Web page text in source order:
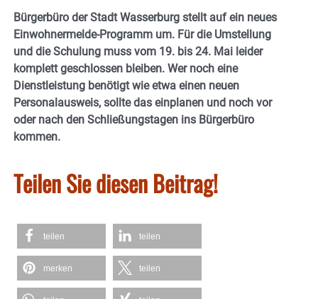
Bürgerbüro der Stadt Wasserburg stellt auf ein neues
Einwohnermelde-Programm um. Für die Umstellung
und die Schulung muss vom 19. bis 24. Mai leider
komplett geschlossen bleiben. Wer noch eine
Dienstleistung benötigt wie etwa einen neuen
Personalausweis, sollte das einplanen und noch vor
oder nach den Schließungstagen ins Bürgerbüro
kommen.
Teilen Sie diesen Beitrag!
teilen teilen
merken teilen